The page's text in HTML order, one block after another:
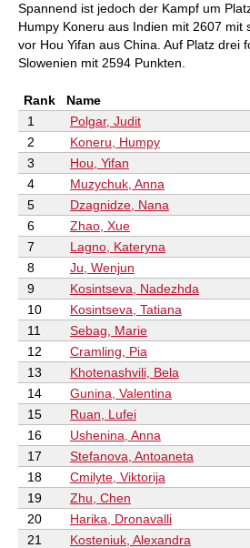
Spannend ist jedoch der Kampf um
Humpy Koneru aus Indien mit 2607 mit
vor Hou Yifan aus China. Auf Platz drei
Slowenien mit 2594 Punkten.
Rank Name
1
Polgar, Judit
2
Koneru, Humpy
3
Hou, Yifan
4
Muzychuk, Anna
5
Dzagnidze, Nana
6
Zhao, Xue
7
Lagno, Kateryna
8
Ju, Wenjun
9
Kosintseva, Nadezhda
10
Kosintseva, Tatiana
11
Sebag, Marie
12
Cramling, Pia
13
Khotenashvili, Bela
14
Gunina, Valentina
15
Ruan, Lufei
16
Ushenina, Anna
17
Stefanova, Antoaneta
18
Cmilyte, Viktorija
19
Zhu, Chen
20
Harika, Dronavalli
21
Kosteniuk, Alexandra